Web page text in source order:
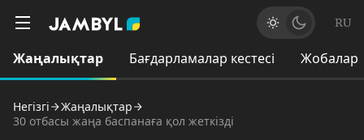
RU
Жаңалықтар Бағдарламалар кестесі Жобалар
Негізгі
Жаңалықтар
30 отбасы жаңа баспанаға қол жеткізді